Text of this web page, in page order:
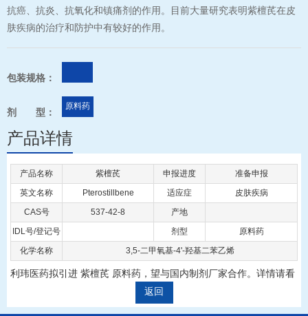
抗癌、抗炎、抗氧化和镇痛剂的作用。目前大量研究表明紫檀芪在皮
肤疾病的治疗和防护中有较好的作用。
包装规格：
剂 型：
原料药
产品详情
产品名称 紫檀芪 申报进度 准备申报
英文名称 Pterostillbene 适应症 皮肤疾病
CAS号 537-42-8 产地
IDL号/登记号 剂型 原料药
化学名称 3,5-二甲氧基-4'-羟基二苯乙烯
利玮医药拟引进 紫檀芪 原料药，望与国内制剂厂家合作。详情请看
返回